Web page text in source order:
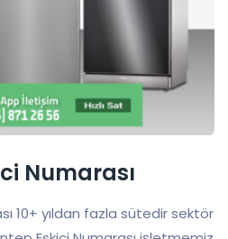
Numarası
10+ yıldan fazla sütedir sektör